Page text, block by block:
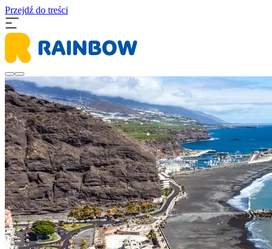
Przejdź do treści